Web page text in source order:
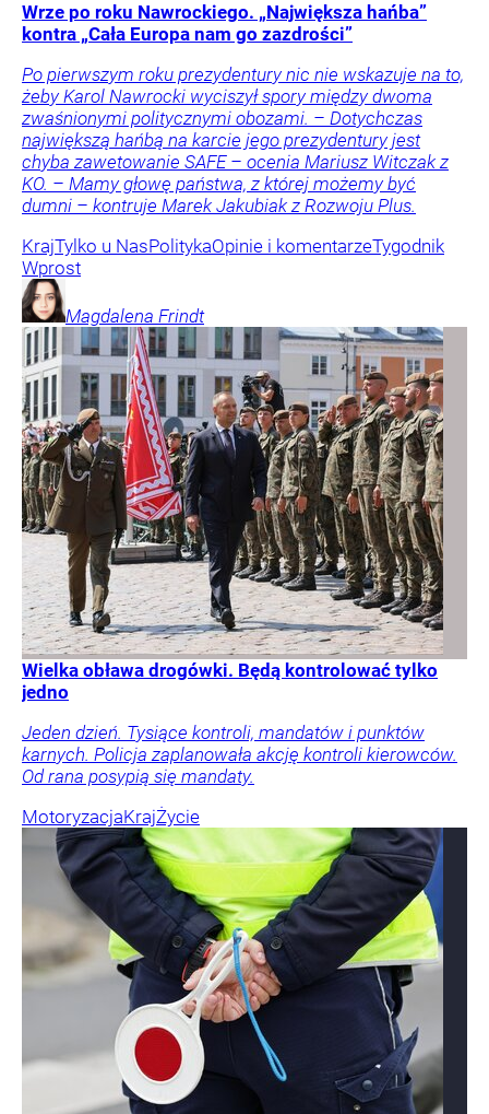
Wrze po roku Nawrockiego. „Największa hańba”
kontra „Cała Europa nam go zazdrości”
Po pierwszym roku prezydentury nic nie wskazuje na to,
żeby Karol Nawrocki wyciszył spory między dwoma
zwaśnionymi politycznymi obozami. – Dotychczas
największą hańbą na karcie jego prezydentury jest
chyba zawetowanie SAFE – ocenia Mariusz Witczak z
KO. – Mamy głowę państwa, z której możemy być
dumni – kontruje Marek Jakubiak z Rozwoju Plus.
KrajTylko u NasPolitykaOpinie i komentarzeTygodnik
Wprost
Magdalena Frindt
Wielka obława drogówki. Będą kontrolować tylko
jedno
Jeden dzień. Tysiące kontroli, mandatów i punktów
karnych. Policja zaplanowała akcję kontroli kierowców.
Od rana posypią się mandaty.
MotoryzacjaKrajŻycie